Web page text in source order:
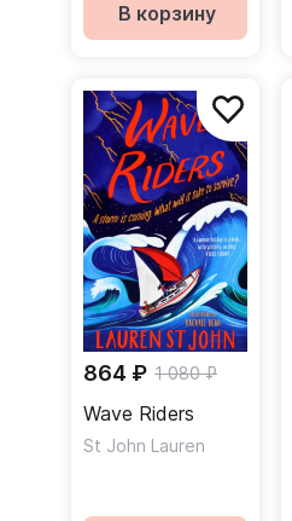
В корзину
864 ₽ 1 080 ₽
Wave Riders
St John Lauren